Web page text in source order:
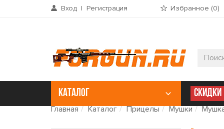
Вход | Регистрация Избранное (0)
КАТАЛОГ СКИДКИ
Главная Каталог Прицелы Мушки